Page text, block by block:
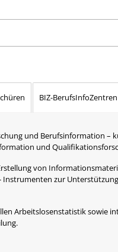
BIZ-BerufsInfoZentren
und Berufsinformation –
und
von
zur
Arbeitslosenstatistik sowie